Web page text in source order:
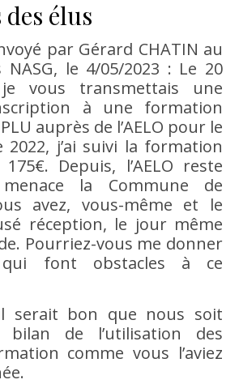
élus
par Gérard CHATIN au
le 4/05/2023 : Le 20
vous transmettais une
à une formation
auprès de l’AELO pour le
2022, j’ai suivi la formation
Depuis, l’AELO reste
la Commune de
avez, vous-même et le
réception, le jour même
Pourriez-vous me donner
font obstacles à ce
serait bon que nous soit
bilan de l’utilisation des
comme vous l’aviez